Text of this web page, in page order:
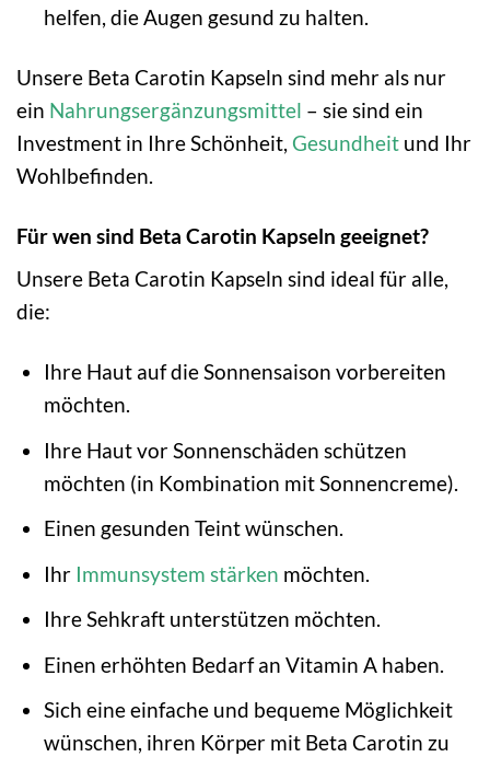
helfen, die Augen gesund zu halten.
Unsere Beta Carotin Kapseln sind mehr als nur
ein Nahrungsergänzungsmittel – sie sind ein
Investment in Ihre Schönheit, Gesundheit und Ihr
Wohlbefinden.
Für wen sind Beta Carotin Kapseln geeignet?
Unsere Beta Carotin Kapseln sind ideal für alle,
die:
Ihre Haut auf die Sonnensaison vorbereiten
möchten.
Ihre Haut vor Sonnenschäden schützen
möchten (in Kombination mit Sonnencreme).
Einen gesunden Teint wünschen.
Ihr Immunsystem stärken möchten.
Ihre Sehkraft unterstützen möchten.
Einen erhöhten Bedarf an Vitamin A haben.
Sich eine einfache und bequeme Möglichkeit
wünschen, ihren Körper mit Beta Carotin zu